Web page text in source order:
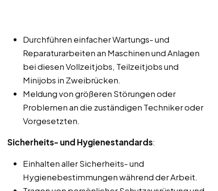
Durchführen einfacher Wartungs- und
Reparaturarbeiten an Maschinen und Anlagen
bei diesen Vollzeitjobs, Teilzeitjobs und
Minijobs in Zweibrücken.
Meldung von größeren Störungen oder
Problemen an die zuständigen Techniker oder
Vorgesetzten.
Sicherheits- und Hygienestandards:
Einhalten aller Sicherheits- und
Hygienebestimmungen während der Arbeit.